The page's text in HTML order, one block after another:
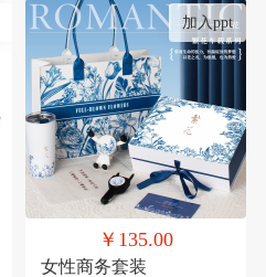
加入ppt
￥135.00
女性商务套装